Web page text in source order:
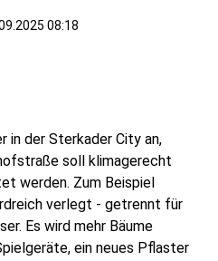
08:18
in der Sterkader City an,
soll klimagerecht
werden. Zum Beispiel
verlegt - getrennt für
Es wird mehr Bäume
ein neues Pflaster